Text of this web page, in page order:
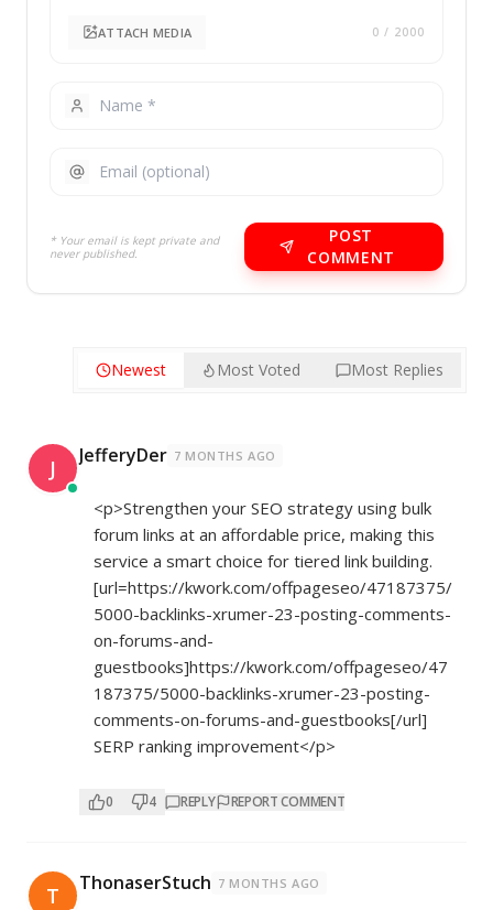
ATTACH MEDIA 0 / 2000
* Your email is kept private and
never published.
POST
COMMENT
Newest Most Voted Most Replies
J JefferyDer 7 MONTHS AGO
<p>Strengthen your SEO strategy using bulk
forum links at an affordable price, making this
service a smart choice for tiered link building.
[url=https://kwork.com/offpageseo/47187375/
5000-backlinks-xrumer-23-posting-comments-
on-forums-and-
guestbooks]https://kwork.com/offpageseo/47
187375/5000-backlinks-xrumer-23-posting-
comments-on-forums-and-guestbooks[/url]
SERP ranking improvement</p>
0 4 REPLY REPORT COMMENT
T ThonaserStuch 7 MONTHS AGO